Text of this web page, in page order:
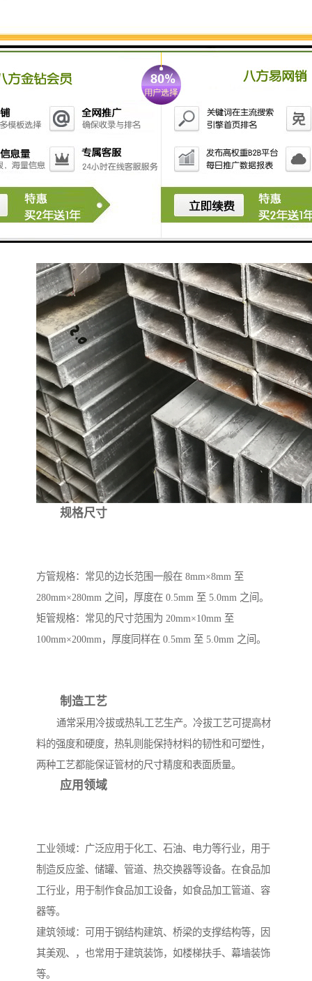
规格尺寸
方管规格：常见的边长范围一般在 8mm×8mm 至
280mm×280mm 之间，厚度在 0.5mm 至 5.0mm 之间。
矩管规格：常见的尺寸范围为 20mm×10mm 至
100mm×200mm，厚度同样在 0.5mm 至 5.0mm 之间。
制造工艺
通常采用冷拔或热轧工艺生产。冷拔工艺可提高材
料的强度和硬度，热轧则能保持材料的韧性和可塑性，
两种工艺都能保证管材的尺寸精度和表面质量。
应用领域
工业领域：广泛应用于化工、石油、电力等行业，用于
制造反应釜、储罐、管道、热交换器等设备。在食品加
工行业，用于制作食品加工设备，如食品加工管道、容
器等。
建筑领域：可用于钢结构建筑、桥梁的支撑结构等，因
其美观、，也常用于建筑装饰，如楼梯扶手、幕墙装饰
等。